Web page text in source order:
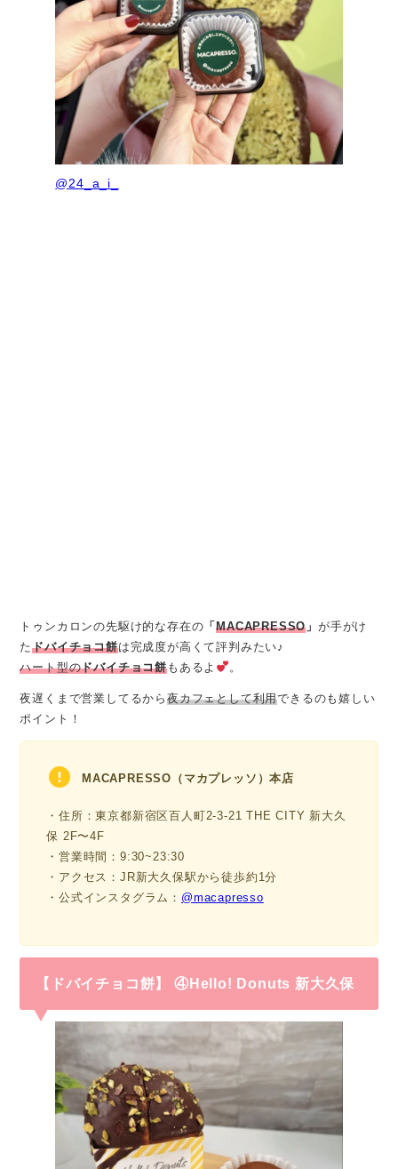
@24_a_i_
トゥンカロンの先駆け的な存在の 「MACAPRESSO 」が手がけ
たドバイチョコ餅は完成度が高くて評判みたい♪
ハート型のドバイチョコ餅もあるよ 。
夜遅くまで営業してるから 夜カフェとして利用できるのも嬉しい
ポイント！
MACAPRESSO（マカプレッソ）本店
・住所：東京都新宿区百人町2-3-21 THE CITY 新大久
保 2F〜4F
・営業時間：9:30~23:30
・アクセス：JR新大久保駅から徒歩約1分
・公式インスタグラム： @macapresso
【ドバイチョコ餅】 ④Hello! Donuts 新大久保